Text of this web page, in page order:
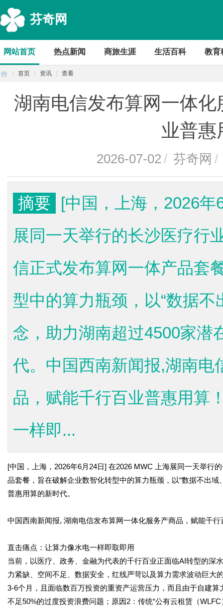
芬奇网
网站首页 热点新闻 商旅生涯 生活百科 教育
首页 资讯 查看
湖南电信发布算网一体
业普惠
2026-07-02 / 芬奇网 /
摘要
[中国，上海，2026
展同一天举行的长沙医疗行
信正式发布算网一体产品套
型中的算力瓶颈，以“数据
念，助力湖南超过4500家潜
代。中国西南新闻报,湖南电
品，赋能千行百业普惠用算
一样即...
[中国，上海， 2026年6月 24日] 在2026 MWC
上海展同一天举行
品套餐，旨在破解企业数智化转型中的算力瓶颈，以“数据不出
普惠用算的新时代。
中国西南新闻报, 湖南电信发布算网一体化服务产商品，赋能千
直击痛点：让算力像水电一样即取即用
当前，以医疗、政务、金融为代表的千行百业正面临AI转型的深
力紧缺、空间不足、数据安全，红线严苛以及算力需求波动巨大
3-6个月，且面临数百万投资的重资产运营压力，而且由于自建
不足50%的过度投资浪费问题；原因2 ：传统“公有云租赁（WLFC